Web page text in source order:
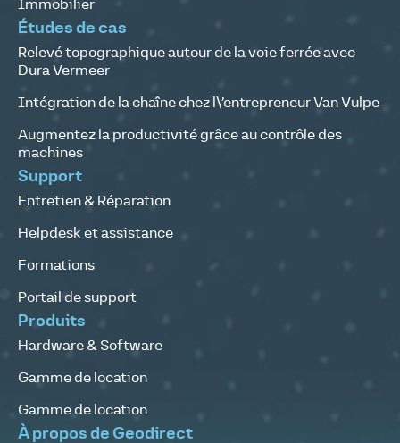
Immobilier
Études de cas
Relevé topographique autour de la voie ferrée avec
Dura Vermeer
Intégration de la chaîne chez l\’entrepreneur Van Vulpe
Augmentez la productivité grâce au contrôle des
machines
Support
Entretien & Réparation
Helpdesk et assistance
Formations
Portail de support
Produits
Hardware & Software
Gamme de location
Gamme de location
À propos de Geodirect